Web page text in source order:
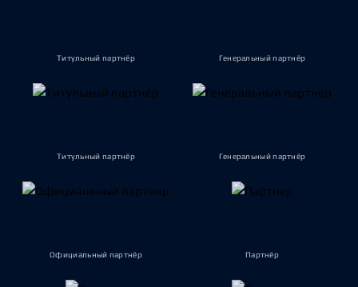
Титульный партнёр Генеральный партнёр
Титульный партнёр Генеральный партнёр
Официальный партнёр Партнёр